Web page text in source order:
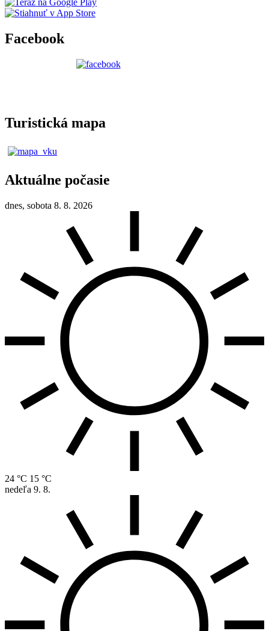
Facebook
Turistická mapa
Aktuálne počasie
dnes, sobota 8. 8. 2026
24 °C 15 °C
nedeľa 9. 8.